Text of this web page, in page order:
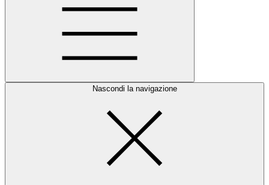
Nascondi la navigazione